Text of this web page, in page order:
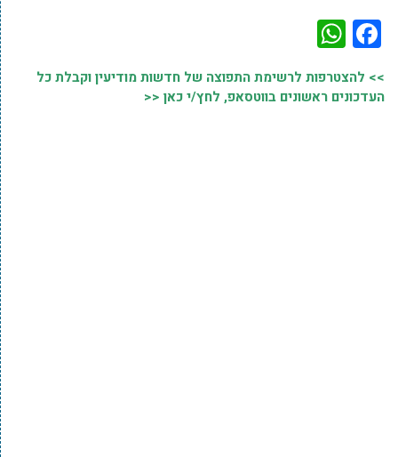
Facebook
>> להצטרפות לרשימת התפוצה של חדשות מודיעין וקבלת כל
העדכונים ראשונים בווטסאפ, לחץ/י כאן <<